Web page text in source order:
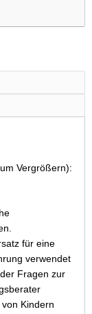
Vergrößern):
für eine
verwendet
Fragen zur
Kindern